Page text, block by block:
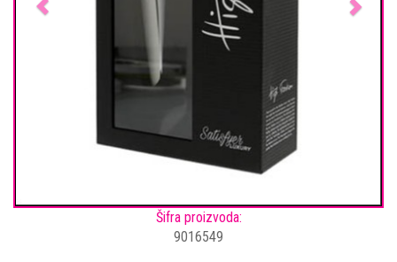
Šifra proizvoda:
9016549